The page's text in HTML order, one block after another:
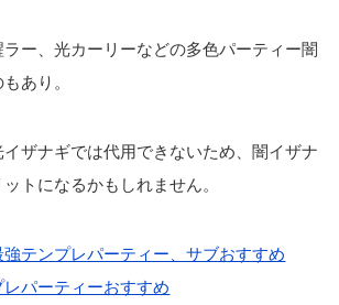
ー、光カーリーなどの多色パーティー闇
あり。
ザナギでは代用できないため、闇イザナ
トになるかもしれません。
テンプレパーティー、サブおすすめ
パーティーおすすめ